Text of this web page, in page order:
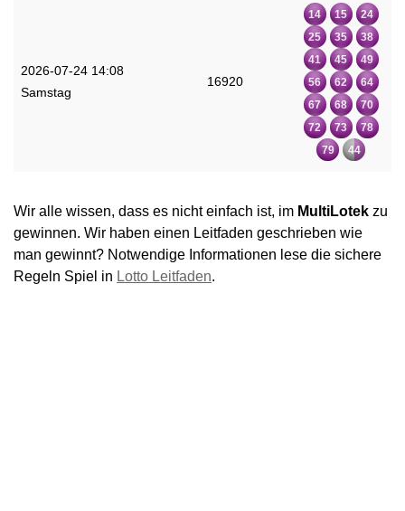
2026-07-24 14:08
Samstag
16920
14 15
24
25
35
38
41
45
49
56
62
64
67
68
70
72
73
78
79
44
Wir alle wissen, dass es nicht einfach ist, im MultiLotek zu
gewinnen. Wir haben einen Leitfaden geschrieben wie
man gewinnt? Notwendige Informationen lese die sichere
Regeln Spiel in Lotto Leitfaden.